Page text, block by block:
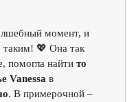
момент, и
таким! 💖 Она так
помогла найти то
Vanessa в
. В примерочной –